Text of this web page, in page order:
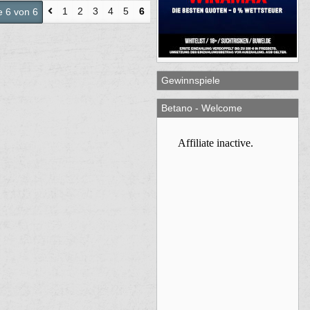
6 von 6 1 2 3 4 5 6
Gewinnspiele
Betano - Welcome